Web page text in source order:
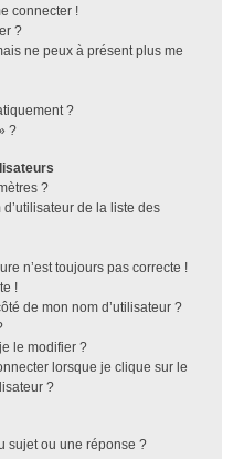
connecter !
?
ne peux à présent plus me
?
?
?
de la liste des
n’est toujours pas correcte !
!
de mon nom d’utilisateur ?
le modifier ?
lorsque je clique sur le
?
sujet ou une réponse ?